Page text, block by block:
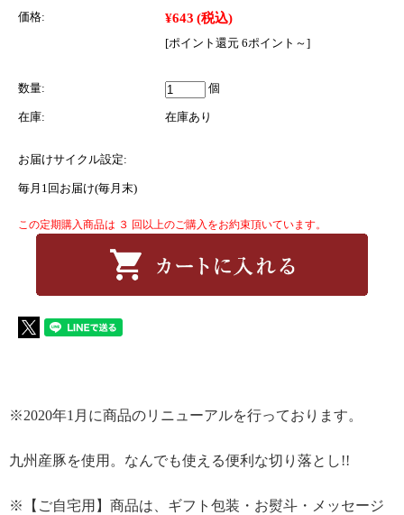
価格:
¥643 (税込)
[ポイント還元 6ポイント～]
数量: 個
在庫: 在庫あり
お届けサイクル設定:
毎月1回お届け(毎月末)
この定期購入商品は ３ 回以上のご購入をお約束頂いています。
※2020年1月に商品のリニューアルを行っております。
九州産豚を使用。なんでも使える便利な切り落とし!!
※【ご自宅用】商品は、ギフト包装・お熨斗・メッセージ